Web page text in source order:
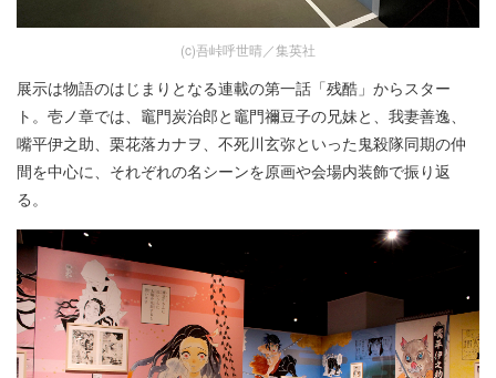
(c)吾峠呼世晴／集英社
展示は物語のはじまりとなる連載の第一話「残酷」からスター
ト。壱ノ章では、竈門炭治郎と竈門禰豆子の兄妹と、我妻善逸、
嘴平伊之助、栗花落カナヲ、不死川玄弥といった鬼殺隊同期の仲
間を中心に、それぞれの名シーンを原画や会場内装飾で振り返
る。